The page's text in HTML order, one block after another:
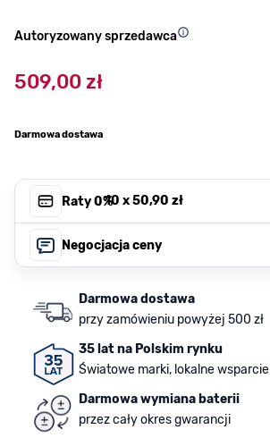
Autoryzowany sprzedawca
509,00 zł
Darmowa dostawa
Raty 0%, 10 x50,90 zł
Negocjacja ceny
Darmowa dostawa
przy zamówieniu powyżej 500 zł
35 lat na Polskim rynku
Światowe marki, lokalne wsparcie
Darmowa wymiana baterii
przez cały okres gwarancji